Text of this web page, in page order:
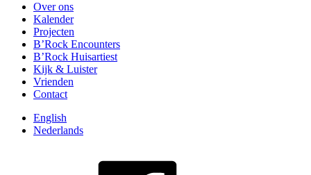
Over ons
Kalender
Projecten
B’Rock Encounters
B’Rock Huisartiest
Kijk & Luister
Vrienden
Contact
English
Nederlands